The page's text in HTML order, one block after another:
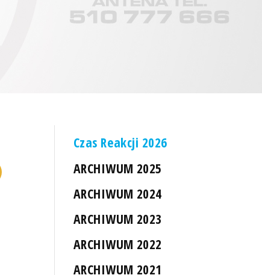
Czas Reakcji 2026
ARCHIWUM 2025
ARCHIWUM 2024
ARCHIWUM 2023
ARCHIWUM 2022
ARCHIWUM 2021